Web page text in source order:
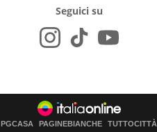
Seguici su
PGCASA PAGINEBIANCHE TUTTOCITTÀ